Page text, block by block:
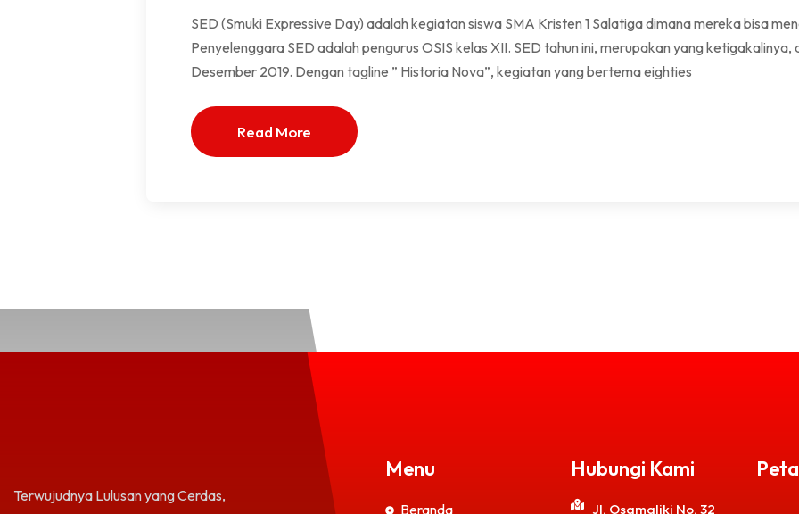
SED (Smuki Expressive Day) adalah kegiatan siswa SMA Kristen 1 Salatiga dimana mereka bisa
Penyelenggara SED adalah pengurus OSIS kelas XII. SED tahun ini, merupakan yang ketigakalinya,
Desember 2019. Dengan tagline ” Historia Nova”, kegiatan yang bertema eighties
Read More
Terwujudnya Lulusan yang Cerdas,
Menu
Beranda
Hubungi Kami
Jl. Osamaliki No. 32